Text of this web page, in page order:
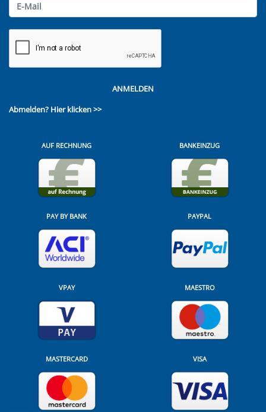
ANMELDEN
Abmelden? Hier klicken >>
AUF RECHNUNG BANKEINZUG
PAY BY BANK PAYPAL
VPAY MAESTRO
MASTERCARD VISA